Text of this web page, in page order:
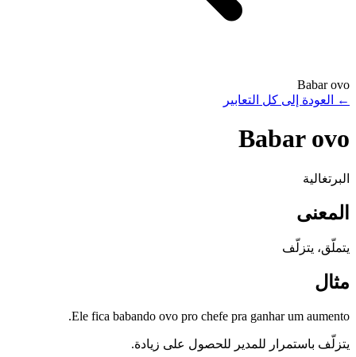
Babar ovo
←
العودة إلى كل التعابير
Babar ovo
البرتغالية
المعنى
يتملّق، يتزلّف
مثال
Ele fica babando ovo pro chefe pra ganhar um aumento.
يتزلّف باستمرار للمدير للحصول على زيادة.